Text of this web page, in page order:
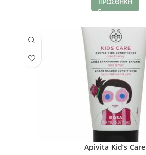
Apivita Kid’s Care